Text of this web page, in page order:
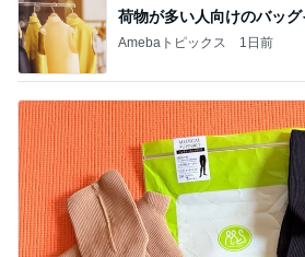
荷物が多い人向けのバッ
Amebaトピックス 1日前